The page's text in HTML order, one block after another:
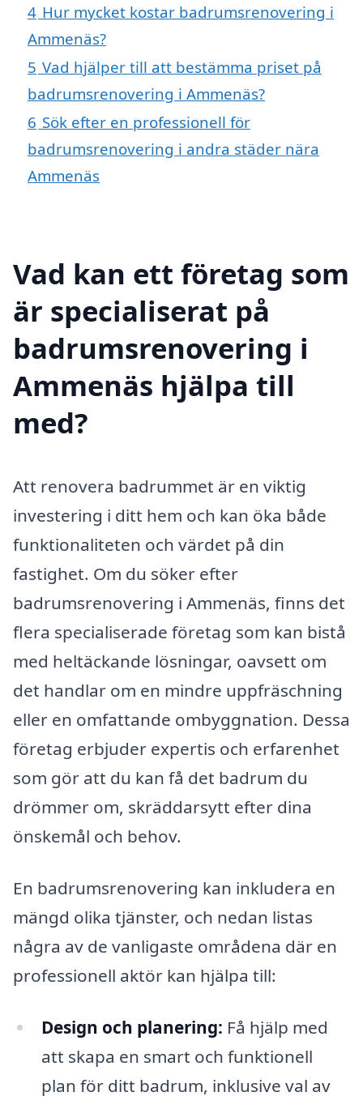
4 Hur mycket kostar badrumsrenovering i
Ammenäs?
5 Vad hjälper till att bestämma priset på
badrumsrenovering i Ammenäs?
6 Sök efter en professionell för
badrumsrenovering i andra städer nära
Ammenäs
Vad kan ett företag som
är specialiserat på
badrumsrenovering i
Ammenäs hjälpa till
med?
Att renovera badrummet är en viktig
investering i ditt hem och kan öka både
funktionaliteten och värdet på din
fastighet. Om du söker efter
badrumsrenovering i Ammenäs, finns det
flera specialiserade företag som kan bistå
med heltäckande lösningar, oavsett om
det handlar om en mindre uppfräschning
eller en omfattande ombyggnation. Dessa
företag erbjuder expertis och erfarenhet
som gör att du kan få det badrum du
drömmer om, skräddarsytt efter dina
önskemål och behov.
En badrumsrenovering kan inkludera en
mängd olika tjänster, och nedan listas
några av de vanligaste områdena där en
professionell aktör kan hjälpa till:
Design och planering: Få hjälp med
att skapa en smart och funktionell
plan för ditt badrum, inklusive val av